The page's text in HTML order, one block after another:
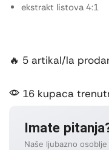
ekstrakt listova 4:1
🔥 5 artikal/la
16 kupaca
Imate
Naše ljubazno